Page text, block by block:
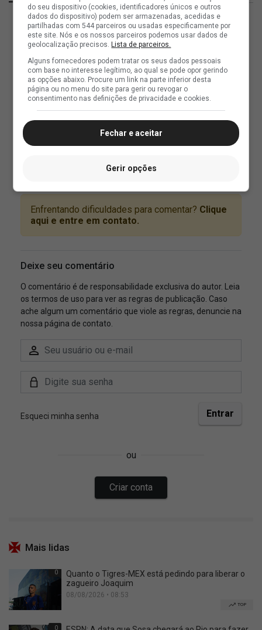
Mais lidas
0
Quanto o Tigres-MEX está pedindo para liberar o
zagueiro Joaquim
08/08/2026 • 08:53
TOP
0
do seu dispositivo (cookies, identificadores únicos e outros
dados do dispositivo) podem ser armazenadas, acedidas e
partilhadas com 544 parceiros ou usadas especificamente por
este site. Nós e os nossos parceiros podemos usar dados de
geolocalização precisos.Lista de parceiros.
Alguns fornecedores podem tratar os seus dados pessoais
com base no interesse legítimo, ao qual se pode opor gerindo
as opções abaixo. Procure um link na parte inferior desta
página ou no menu do site para gerir ou revogar o
consentimento nas definições de privacidade e cookies.
Fechar e aceitar
Gerir opções